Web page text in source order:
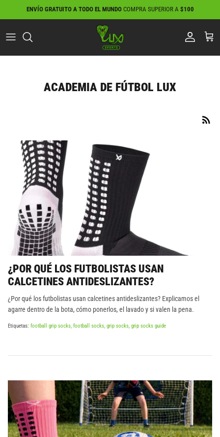
ENVÍO GRATUITO A TODO EL MUNDO COMPRA SUPERIOR A $100
ACADEMIA DE FÚTBOL LUX
¿POR QUÉ LOS FUTBOLISTAS USAN
CALCETINES ANTIDESLIZANTES?
¿Por qué los futbolistas usan calcetines antideslizantes? Explicamos el
agarre dentro de la bota, cómo ponerlos, el lavado y si valen la pena.
Etiquetas: football grip socks football socks grip socks grip socks guide